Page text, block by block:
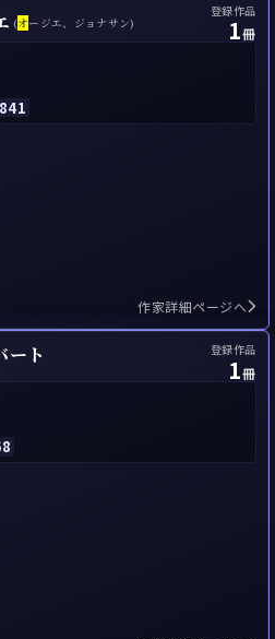
(オージエ、ジョナサン)
登録作品
1冊
作家詳細ページへ
ート 登録作品
1冊